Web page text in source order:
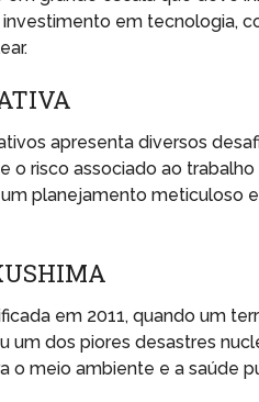
em tecnologia,
apresenta diversos
o risco associado ao
planejamento meticuloso
em 2011, quando um
um dos piores desastres
o meio ambiente e a saúde